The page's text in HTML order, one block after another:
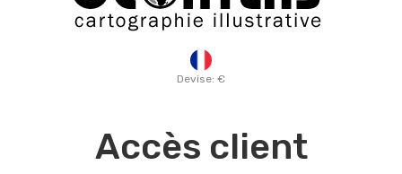
Devise: €
Accès client